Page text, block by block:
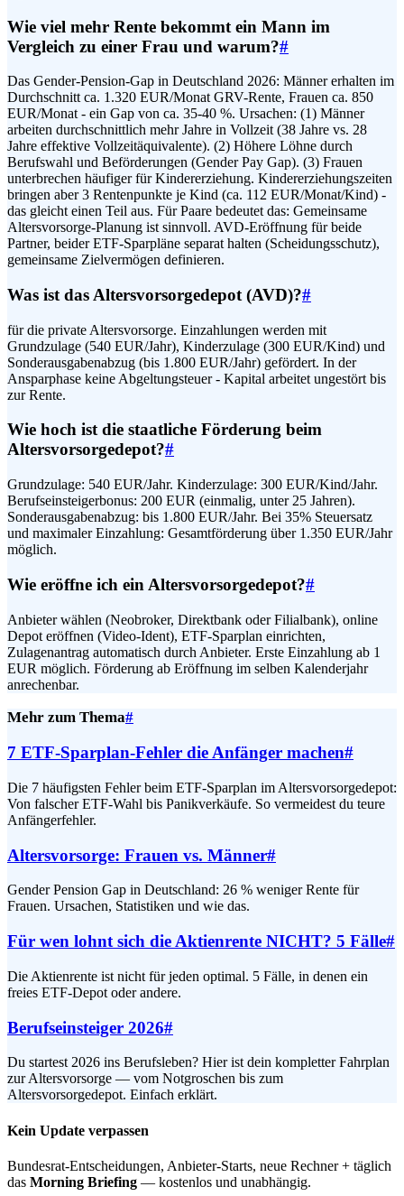
Wie viel mehr Rente bekommt ein Mann im
Vergleich zu einer Frau und warum?#
Das Gender-Pension-Gap in Deutschland 2026: Männer erhalten im
Durchschnitt ca. 1.320 EUR/Monat GRV-Rente, Frauen ca. 850
EUR/Monat - ein Gap von ca. 35-40 %. Ursachen: (1) Männer
arbeiten durchschnittlich mehr Jahre in Vollzeit (38 Jahre vs. 28
Jahre effektive Vollzeitäquivalente). (2) Höhere Löhne durch
Berufswahl und Beförderungen (Gender Pay Gap). (3) Frauen
unterbrechen häufiger für Kindererziehung. Kindererziehungszeiten
bringen aber 3 Rentenpunkte je Kind (ca. 112 EUR/Monat/Kind) -
das gleicht einen Teil aus. Für Paare bedeutet das: Gemeinsame
Altersvorsorge-Planung ist sinnvoll. AVD-Eröffnung für beide
Partner, beider ETF-Sparpläne separat halten (Scheidungsschutz),
gemeinsame Zielvermögen definieren.
Was ist das Altersvorsorgedepot (AVD)?#
für die private Altersvorsorge. Einzahlungen werden mit
Grundzulage (540 EUR/Jahr), Kinderzulage (300 EUR/Kind) und
Sonderausgabenabzug (bis 1.800 EUR/Jahr) gefördert. In der
Ansparphase keine Abgeltungsteuer - Kapital arbeitet ungestört bis
zur Rente.
Wie hoch ist die staatliche Förderung beim
Altersvorsorgedepot?#
Grundzulage: 540 EUR/Jahr. Kinderzulage: 300 EUR/Kind/Jahr.
Berufseinsteigerbonus: 200 EUR (einmalig, unter 25 Jahren).
Sonderausgabenabzug: bis 1.800 EUR/Jahr. Bei 35% Steuersatz
und maximaler Einzahlung: Gesamtförderung über 1.350 EUR/Jahr
möglich.
Wie eröffne ich ein Altersvorsorgedepot?#
Anbieter wählen (Neobroker, Direktbank oder Filialbank), online
Depot eröffnen (Video-Ident), ETF-Sparplan einrichten,
Zulagenantrag automatisch durch Anbieter. Erste Einzahlung ab 1
EUR möglich. Förderung ab Eröffnung im selben Kalenderjahr
anrechenbar.
Mehr zum Thema#
7 ETF-Sparplan-Fehler die Anfänger machen#
Die 7 häufigsten Fehler beim ETF-Sparplan im Altersvorsorgedepot:
Von falscher ETF-Wahl bis Panikverkäufe. So vermeidest du teure
Anfängerfehler.
Altersvorsorge: Frauen vs. Männer#
Gender Pension Gap in Deutschland: 26 % weniger Rente für
Frauen. Ursachen, Statistiken und wie das.
Für wen lohnt sich die Aktienrente NICHT? 5 Fälle#
Die Aktienrente ist nicht für jeden optimal. 5 Fälle, in denen ein
freies ETF-Depot oder andere.
Berufseinsteiger 2026#
Du startest 2026 ins Berufsleben? Hier ist dein kompletter Fahrplan
zur Altersvorsorge — vom Notgroschen bis zum
Altersvorsorgedepot. Einfach erklärt.
Kein Update verpassen
Bundesrat-Entscheidungen, Anbieter-Starts, neue Rechner + täglich
das Morning Briefing — kostenlos und unabhängig.